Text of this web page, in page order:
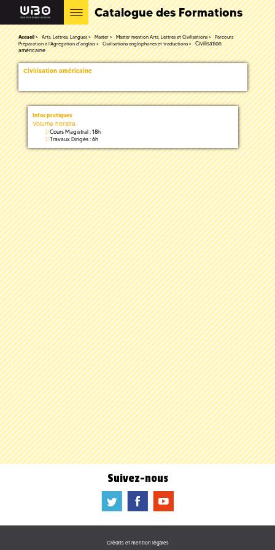
Catalogue des Formations
Accueil Arts, Lettres, Langues Master Master mention Arts, Lettres et Civilisations
Parcours
Préparation à l'Agrégation d'anglais
Civilisations anglophones et traductions
Civilisation
américaine
Civilisation américaine
Infos pratiques
Volume horaire
Cours Magistral : 18h
Travaux Dirigés : 6h
Suivez-nous
a b f
Crédits et mention légales